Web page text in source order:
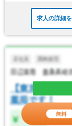
求人の詳細